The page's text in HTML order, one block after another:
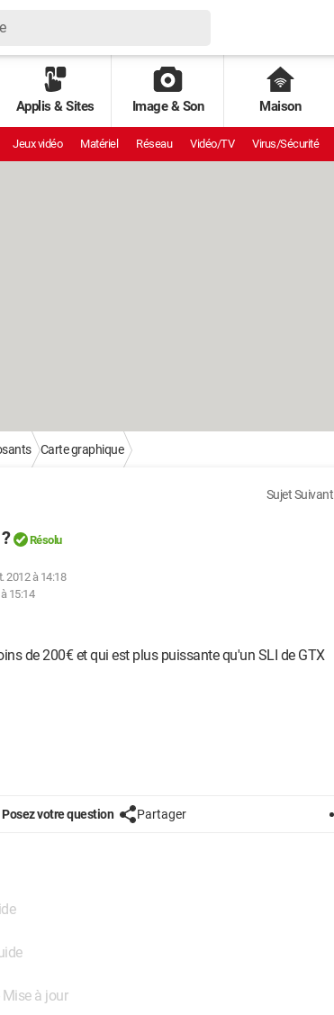
Applis & Sites Image & Son Maison
Jeux vidéo Matériel Réseau Vidéo/TV Virus/Sécurité
Carte graphique
Sujet Suivant
Résolu
2012 à 14:18
15:14
de 200€ et qui est plus puissante qu'un SLI de GTX
Posez votre question Partager
Mise à jour